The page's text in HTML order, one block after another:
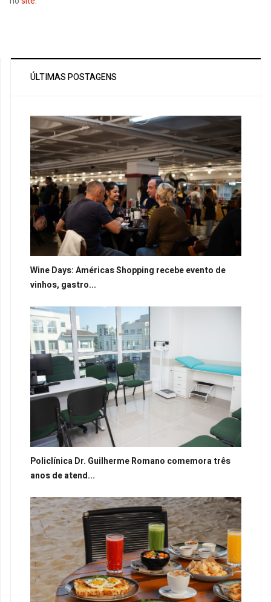
ÚLTIMAS POSTAGENS
Wine Days: Américas Shopping recebe evento de
vinhos, gastro...
Policlínica Dr. Guilherme Romano comemora três
anos de atend...